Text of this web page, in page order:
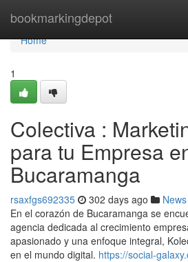
bookmarkingdepot
Home
Home
1
Colectiva :
para tu Empresa
Bucaramanga
rsaxfgs692335 302 days ago News
En el corazón de Bucaramanga se
agencia dedicada al crecimiento
apasionado y una enfoque integral,
en el mundo digital. https://social-